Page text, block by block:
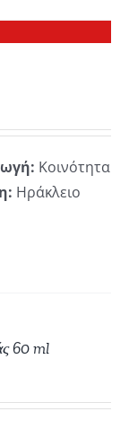
Κοινότητα
Ηράκλειο
60 ml